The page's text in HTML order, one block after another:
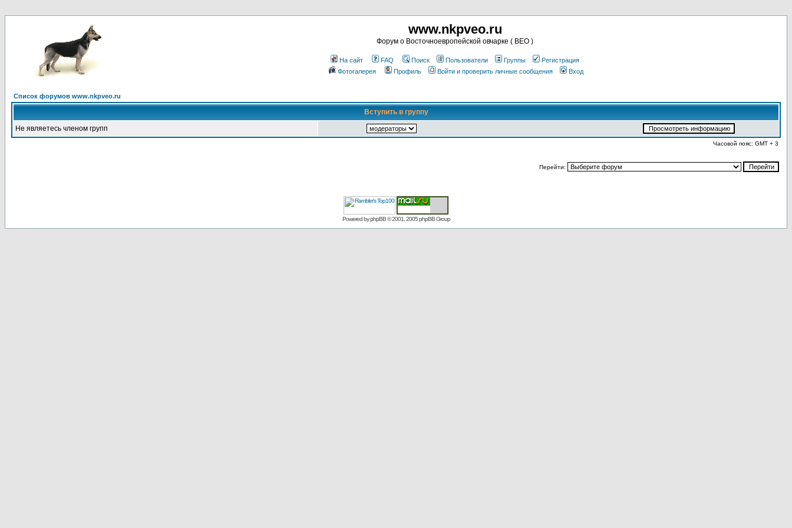
www.nkpveo.ru
Форум о Восточноевропейской овчарке ( ВЕО )
На сайт FAQ Поиск Пользователи Группы
Регистрация
Фотогалерея
Профиль Войти и проверить личные сообщения Вход
Список форумов www.nkpveo.ru
Вступить в группу
Не являетесь членом групп
Часовой пояс: GMT + 3
Перейти:
Powered byphpBB© 2001, 2005 phpBB Group